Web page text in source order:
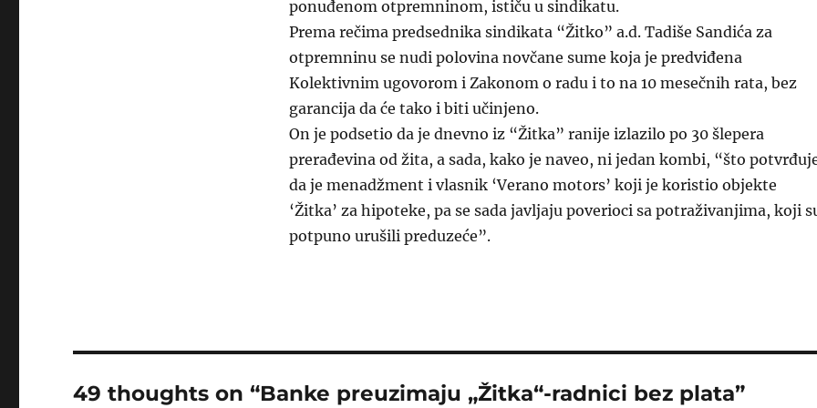
ponuđenom otpremninom, ističu u sindikatu.
Prema rečima predsednika sindikata “Žitko” a.d. Tadiše Sandića za
otpremninu se nudi polovina novčane sume koja je predviđena
Kolektivnim ugovorom i Zakonom o radu i to na 10 mesečnih rata, bez
garancija da će tako i biti učinjeno.
On je podsetio da je dnevno iz “Žitka” ranije izlazilo po 30 šlepera
prerađevina od žita, a sada, kako je naveo, ni jedan kombi, “što
da je menadžment i vlasnik ‘Verano motors’ koji je koristio objekte
‘Žitka’ za hipoteke, pa se sada javljaju poverioci sa potraživanjima, koji
potpuno urušili preduzeće”.
49 thoughts on “Banke preuzimaju „Žitka“-radnici bez plata”